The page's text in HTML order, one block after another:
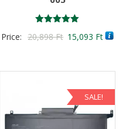
5.00
Price: 20,898Ft Original
15,093 Ft
SALE!